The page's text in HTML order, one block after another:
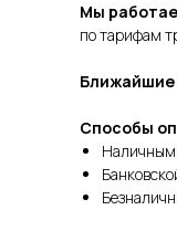
Мы
по тарифам
Ближайшие
Способы